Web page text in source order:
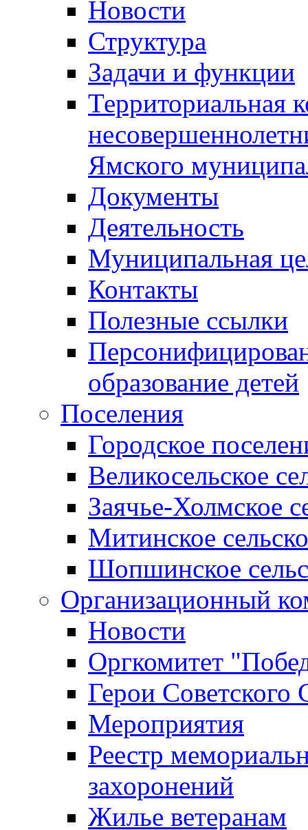
Новости
Структура
Задачи и функции
Территориальная
Ямского
Документы
Деятельность
Муниципальная
Контакты
Полезные ссылки
образование детей
Поселения
Городское
Великосельское
Заячье-Холмское
Митинское
Шопшинское
Организационный
Новости
Оргкомитет
Герои Советского
Мероприятия
Реестр
захоронений
Жилье ветеранам